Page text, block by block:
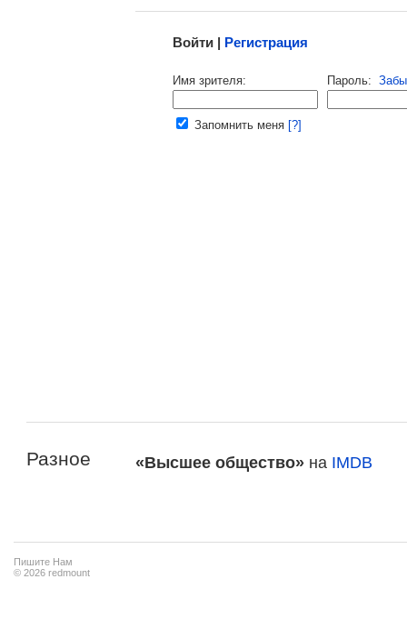
Войти | Регистрация
Имя зрителя: Пароль:
Запомнить меня [?]
Разное «Высшее общество» на IMDB
Пишите Нам
© 2026 redmount